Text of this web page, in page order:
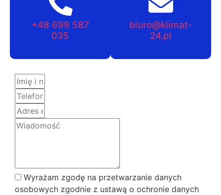
+48 699 587
035
biuro@klimat-
24.pl
Wyrażam zgodę na przetwarzanie danych
osobowych zgodnie z ustawą o ochronie danych